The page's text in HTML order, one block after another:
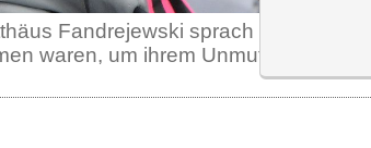
Fandrejewski sprach vorm
waren, um ihrem Unmut über die